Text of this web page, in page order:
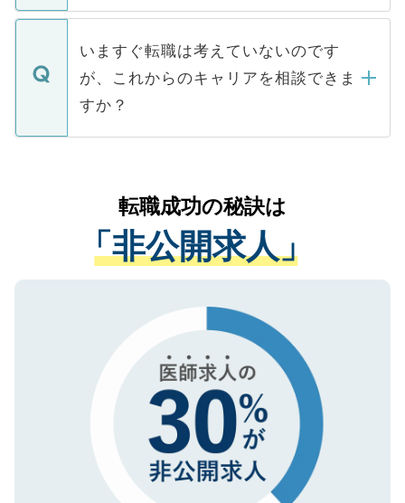
関を公にしてしまうと、応募が殺到する場
に、医療機関が求める条件に合った人材の
みを人材紹介会社に依頼するケースが増え
ています。
定を承諾する必要はありません。内定先へ
の辞退の連絡はキャリアパートナーが行い
個人情報が漏えいすることはありませんの
で、ご安心ください。当サイトからの登録
などで収集したご登録者様の個人情報は、
ご本人のキャリアアップおよび転職活動の
支援を目的に使用いたします。お預かりし
ているすべての個人データはご本人の許可
は、個人情報の取り扱いについての厳密な
管理基準を満たした事業者のみに付与され
る、プライバシーマークを取得済みです。
で、機密保持に関してもご安心ください。
いますぐ転職は考えていないのです
が、これからのキャリアを相談できま
すか？
かがいして、現在の医療機関の状況や紹介
経験をまじえながら、適切なアドバイスを
させていただきます。すぐにご転職をされ
ない方には、長期的なサポートが可能です
ので、まずはご登録ください。
転職成功の秘訣は
「非公開求人」